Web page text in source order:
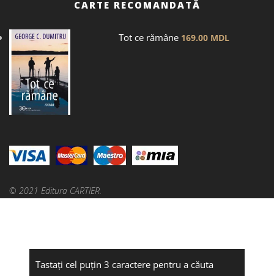
CARTE RECOMANDATĂ
Tot ce rămâne 169.00 MDL
© 2021 Editura CARTIER.